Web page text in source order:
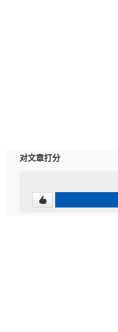
对文章打分